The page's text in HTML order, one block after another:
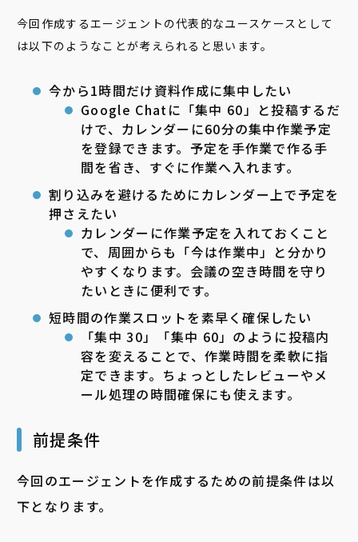
今回作成するエージェントの代表的なユースケースとして
は以下のようなことが考えられると思います。
今から1時間だけ資料作成に集中したい
Google Chatに「集中 60」と投稿するだ
けで、カレンダーに60分の集中作業予定
を登録できます。予定を手作業で作る手
間を省き、すぐに作業へ入れます。
割り込みを避けるためにカレンダー上で予定を
押さえたい
カレンダーに作業予定を入れておくこと
で、周囲からも「今は作業中」と分かり
やすくなります。会議の空き時間を守り
たいときに便利です。
短時間の作業スロットを素早く確保したい
「集中 30」「集中 60」のように投稿内
容を変えることで、作業時間を柔軟に指
定できます。ちょっとしたレビューやメ
ール処理の時間確保にも使えます。
前提条件
今回のエージェントを作成するための前提条件は以
下となります。